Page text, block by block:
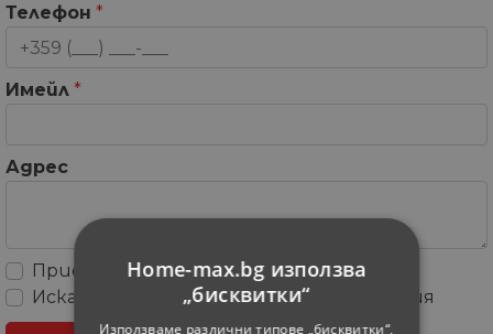
Телефон *
Имейл *
Адрес
Приемам
Общите условия
Искам да получавам рекламни съобщения
Home-max.bg използва
„бисквитки“
Използваме различни типове „бисквитки“,